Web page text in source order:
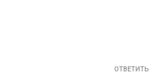
ОТВЕТИТЬ